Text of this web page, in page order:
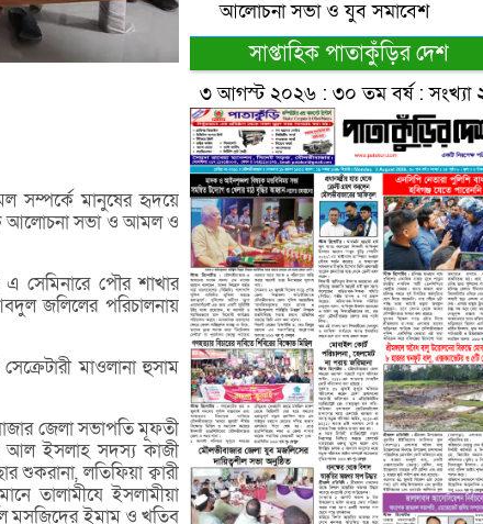
সম্পর্কে মানুষের হৃদয়ে
আলোচনা সভা ও আমল ও
সেমিনারে পৌর শাখার
জলিলের পরিচালনায়
মাওলানা হুসাম
জেলা সভাপতি মূফতী
আল ইসলাহ সদস্য কাজী
শুকরানা, লতিফিয়া ক্বারী
তালামীযে ইসলামীয়া
মসজিদের ইমাম ও খতিব
আলোচনা সভা ও যুব সমাবেশ
সাপ্তাহিক পাতাকুঁড়ির দেশ
৩ আগস্ট ২০২৬ : ৩০ তম বর্ষ : সংখ্যা